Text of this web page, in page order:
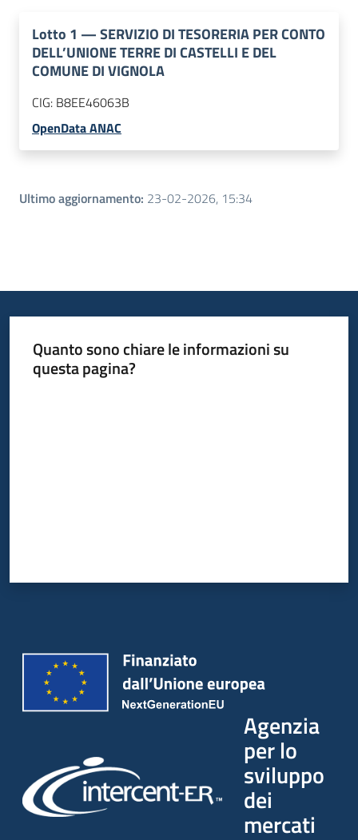
Lotto 1 —SERVIZIO DI TESORERIA PER CONTO
DELL’UNIONE TERRE DI CASTELLI E DEL
COMUNE DI VIGNOLA
CIG: B8EE46063B
OpenData ANAC
Ultimo aggiornamento: 23-02-2026, 15:34
Quanto sono chiare le informazioni su
questa pagina?
Agenzia
per lo
sviluppo
dei
mercati